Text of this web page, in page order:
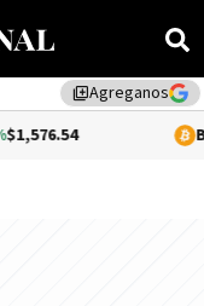
library_addAgreganos
BITCOIN